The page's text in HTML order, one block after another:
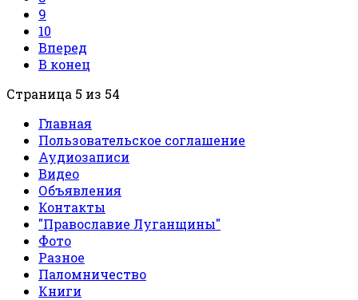
9
10
Вперед
В конец
Страница 5 из 54
Главная
Пользовательское соглашение
Аудиозаписи
Видео
Объявления
Контакты
"Православие Луганщины"
Фото
Разное
Паломничество
Книги